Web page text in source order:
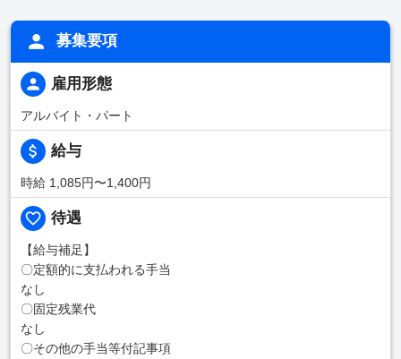
募集要項
雇用形態
アルバイト・パート
給与
時給 1,085円〜1,400円
待遇
【給与補足】
〇定額的に支払われる手当
なし
〇固定残業代
なし
〇その他の手当等付記事項